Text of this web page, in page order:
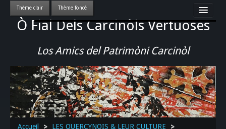
Ò Fial Dels Carcinòls Vertuoses
Los Amics del Patrimòni Carcinòl
Accueil
LES QUERCYNOIS & LEUR CULTURE
PATRIMOINE
GASTRONOMIE
ACTUALITE-CULTURE-EVENEMENTS LOCAUX
>>
Accueil > LES QUERCYNOIS & LEUR CULTURE
>